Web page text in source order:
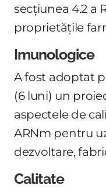
secțiunea 4.2 a
proprietățile
Imunologice
A fost adoptat
(6 luni) un
aspectele de
ARNm pentru
dezvoltare,
Calitate